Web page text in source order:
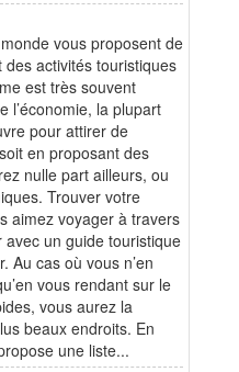
vous proposent de
activités touristiques
est très souvent
l’économie, la plupart
pour attirer de
en proposant des
nulle part ailleurs, ou
Trouver votre
aimez voyager à travers
un guide touristique
Au cas où vous n’en
vous rendant sur le
vous aurez la
beaux endroits. En
une liste...